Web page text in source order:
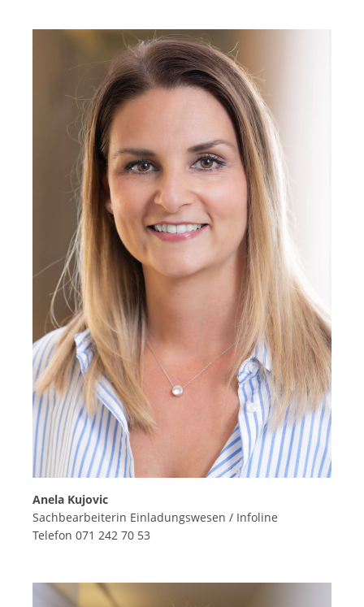
Anela Kujovic
Sachbearbeiterin Einladungswesen / Infoline
Telefon 071 242 70 53